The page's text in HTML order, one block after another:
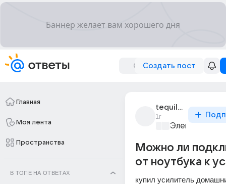
Создать пост
Главная
Моя лента
Пространства
В ТОПЕ НА ОТВЕТАХ
tequila_5769
1г
Электроника
Можно ли
от ноутбука к
купил усилитель